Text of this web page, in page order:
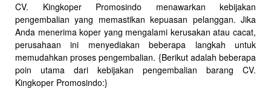
CV. Kingkoper Promosindo menawarkan kebijakan
pengembalian yang memastikan kepuasan pelanggan. Jika
Anda menerima koper yang mengalami kerusakan atau cacat,
perusahaan ini menyediakan beberapa langkah untuk
memudahkan proses pengembalian. {Berikut adalah beberapa
poin utama dari kebijakan pengembalian barang CV.
Kingkoper Promosindo:}